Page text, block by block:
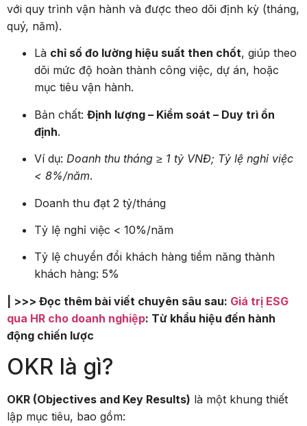
với quy trình vận hành và được theo dõi định kỳ (tháng,
quý, năm).
Là chỉ số đo lường hiệu suất then chốt, giúp theo
dõi mức độ hoàn thành công việc, dự án, hoặc
mục tiêu vận hành.
Bản chất: Định lượng – Kiểm soát – Duy trì ổn
định.
Ví dụ: Doanh thu tháng ≥ 1 tỷ VNĐ; Tỷ lệ nghỉ việc
< 8%/năm.
Doanh thu đạt 2 tỷ/tháng
Tỷ lệ nghỉ việc < 10%/năm
Tỷ lệ chuyển đổi khách hàng tiềm năng thành
khách hàng: 5%
| >>> Đọc thêm bài viết chuyên sâu sau: Giá trị ESG
qua HR cho doanh nghiệp: Từ khẩu hiệu đến hành
động chiến lược
OKR là gì?
OKR (Objectives and Key Results) là một khung thiết
lập mục tiêu, bao gồm: